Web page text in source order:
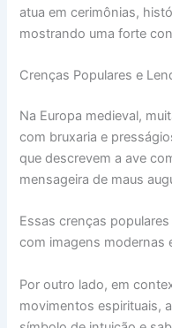
atua em cerimônias,
mostrando uma forte
Crenças Populares e
Na Europa medieval,
com bruxaria e
que descrevem a ave
mensageira de maus
Essas crenças
com imagens modernas
Por outro lado, em
movimentos espirituais,